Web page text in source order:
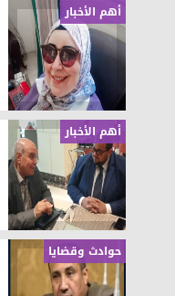
أهم الأخبار
أهم الأخبار
حوادث وقضايا